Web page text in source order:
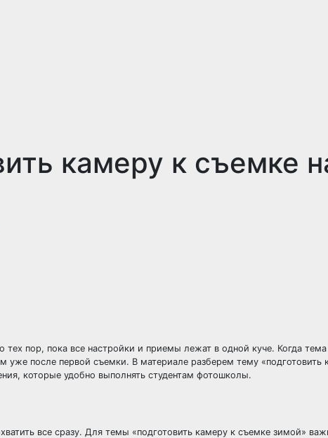
камеру к съемке
пор, пока все настройки и приемы лежат в одной куче. Когда
уже после первой съемки. В материале разберем тему
которые удобно выполнять студентам фотошколы.
все сразу. Для темы «подготовить камеру к съемке зимой»